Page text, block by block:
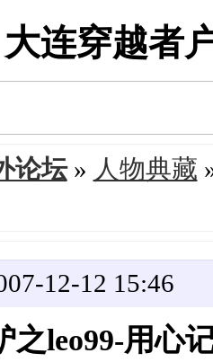
大连穿越者
论坛» 人物典藏
12-12 15:46
之leo99-用心